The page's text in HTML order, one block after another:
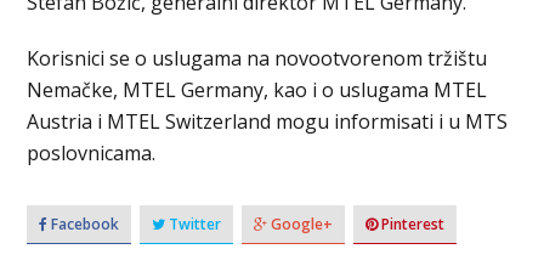
Korisnici se o uslugama na novootvorenom tržištu
Nemačke, MTEL Germany, kao i o uslugama MTEL
Austria i MTEL Switzerland mogu informisati i u MTS
poslovnicama.
Facebook Twitter Google+ Pinterest